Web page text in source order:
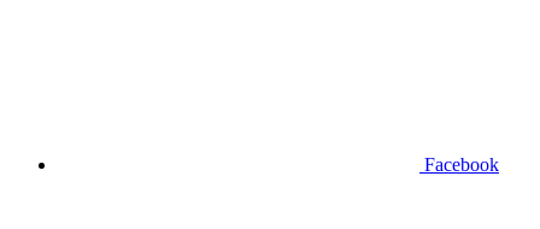
Facebook